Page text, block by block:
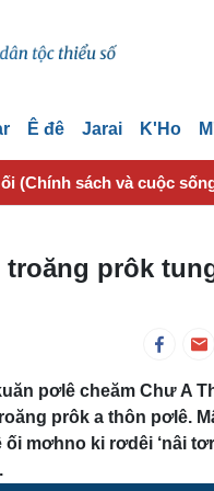
Ê đê Jarai K'Ho
(Chính sách và cuộc
prôk
pơlê cheăm Chư A
prôk a thôn pơlê.
mơhno ki rơdêi ‘nâi